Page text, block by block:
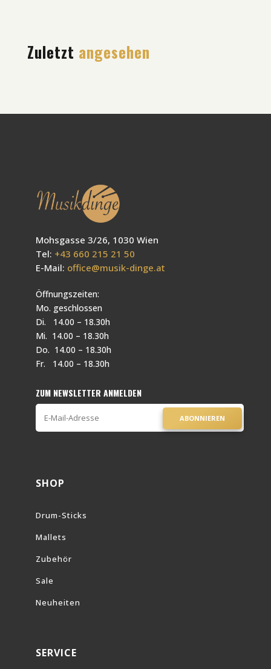
Zuletzt angesehen
Mohsgasse 3/26, 1030 Wien
Tel: +43 660 215 21 50
E-Mail: office@musik-dinge.at
Öffnungszeiten:
Mo. geschlossen
Di. 14.00 – 18.30h
Mi. 14.00 – 18.30h
Do. 14.00 – 18.30h
Fr. 14.00 – 18.30h
ZUM NEWSLETTER ANMELDEN
ABONNIEREN
SHOP
Drum-Sticks
Mallets
Zubehör
Sale
Neuheiten
SERVICE